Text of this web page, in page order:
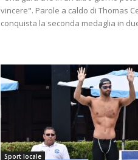
vincere". Parole a caldo di Thomas
conquista la seconda medaglia in
Sport locale